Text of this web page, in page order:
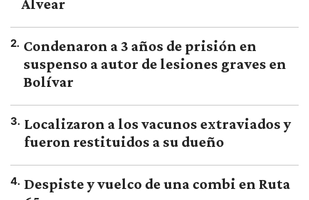
Alvear
2. Condenaron a 3 años de prisión en
suspenso a autor de lesiones graves en
Bolívar
3. Localizaron a los vacunos extraviados y
fueron restituidos a su dueño
4. Despiste y vuelco de una combi en Ruta